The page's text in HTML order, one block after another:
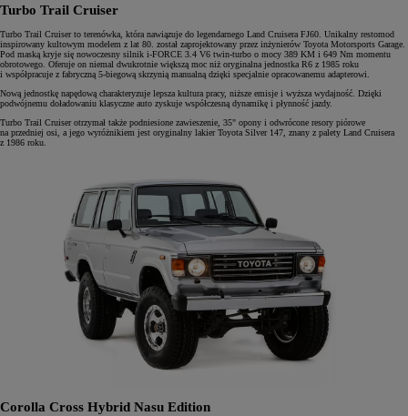
Turbo Trail Cruiser
Turbo Trail Cruiser to terenówka, która nawiązuje do legendarnego Land Cruisera FJ60. Unikalny restomod
inspirowany kultowym modelem z lat 80. został zaprojektowany przez inżynierów Toyota Motorsports Garage.
Pod maską kryje się nowoczesny silnik i-FORCE 3.4 V6 twin-turbo o mocy 389 KM i 649 Nm momentu
obrotowego. Oferuje on niemal dwukrotnie większą moc niż oryginalna jednostka R6 z 1985 roku
i współpracuje z fabryczną 5-biegową skrzynią manualną dzięki specjalnie opracowanemu adapterowi.
Nową jednostkę napędową charakteryzuje lepsza kultura pracy, niższe emisje i wyższa wydajność. Dzięki
podwójnemu doładowaniu klasyczne auto zyskuje współczesną dynamikę i płynność jazdy.
Turbo Trail Cruiser otrzymał także podniesione zawieszenie, 35" opony i odwrócone resory piórowe
na przedniej osi, a jego wyróżnikiem jest oryginalny lakier Toyota Silver 147, znany z palety Land Cruisera
z 1986 roku.
Corolla Cross Hybrid Nasu Edition